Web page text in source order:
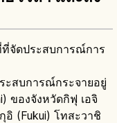
จัดประสบการณ์การ
ะสบการณ์กระจายอยู่
ของจังหวัดกิฟุ เอจิ
อิ (Fukui) โทสะวาชิ